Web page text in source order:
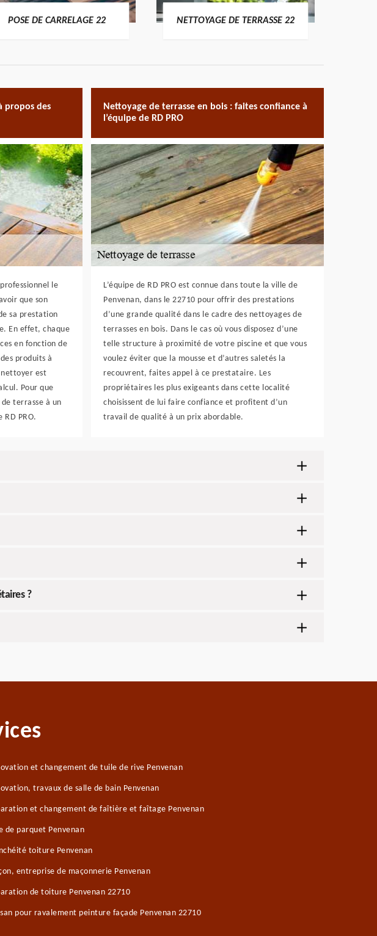
POSE DE CARRELAGE 22 NETTOYAGE DE TERRASSE 22
propos des
le
que son
sa prestation
En effet, chaque
en fonction de
produits à
nettoyer est
Pour que
terrasse à un
PRO.
Nettoyage de terrasse en bois : faites confiance à
l’équipe de RD PRO
L’équipe de RD PRO est connue dans toute la ville de
Penvenan, dans le 22710 pour offrir des prestations
d’une grande qualité dans le cadre des nettoyages de
terrasses en bois. Dans le cas où vous disposez d’une
telle structure à proximité de votre piscine et que vous
voulez éviter que la mousse et d’autres saletés la
recouvrent, faites appel à ce prestataire. Les
propriétaires les plus exigeants dans cette localité
choisissent de lui faire confiance et profitent d’un
travail de qualité à un prix abordable.
?
et changement de tuile de rive Penvenan
travaux de salle de bain Penvenan
et changement de faîtière et faîtage Penvenan
de parquet Penvenan
toiture Penvenan
entreprise de maçonnerie Penvenan
de toiture Penvenan 22710
pour ravalement peinture façade Penvenan 22710